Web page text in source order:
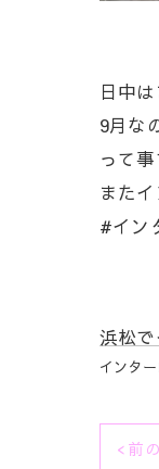
日中
9月な
って
また
#イン
浜松
インタ
< 前